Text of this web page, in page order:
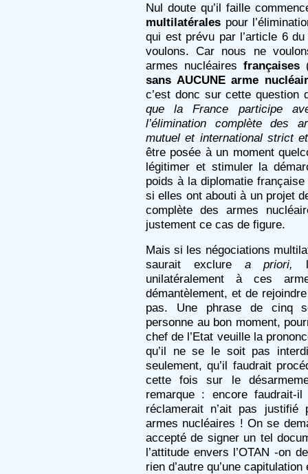
Nul doute qu’il faille
multilatérales pour
qui est prévu par l’article 6
voulons. Car nous ne
armes nucléairesfrançaises
sans AUCUNE arme
c’est donc sur cette question
que la France participe
l’élimination complète des
mutuel et international strict
être posée à un moment
légitimer et stimuler la
poids à la diplomatie
si elles ont abouti à un projet
complète des armes
justement ce cas de figure.
Mais si les négociations
saurait exclure a priori,
unilatéralement à ces
démantèlement, et de
pas. Une phrase de cinq
personne au bon moment,
chef de l’Etat veuille la
qu’il ne se le soit pas
seulement, qu’il faudrait
cette fois sur le
remarque : encore faudrait-
réclamerait n’ait pas
armes nucléaires ! On se
accepté de signer un tel
l’attitude envers l’OTAN -on
rien d’autre qu’une